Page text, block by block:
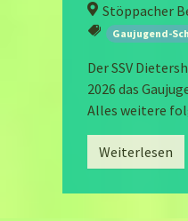
Stöppacher
Gaujugend-
Der SSV
2026 das
Alles weitere
Weiterlesen